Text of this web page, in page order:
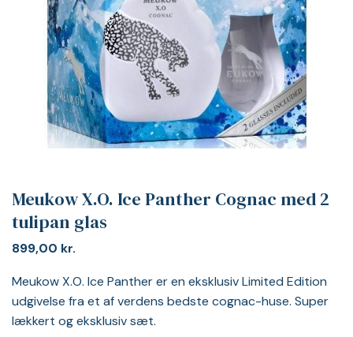
Meukow X.O. Ice Panther Cognac med 2
tulipan glas
899,00 kr.
Meukow X.O. Ice Panther er en eksklusiv Limited Edition
udgivelse fra et af verdens bedste cognac-huse. Super
lækkert og eksklusiv sæt.